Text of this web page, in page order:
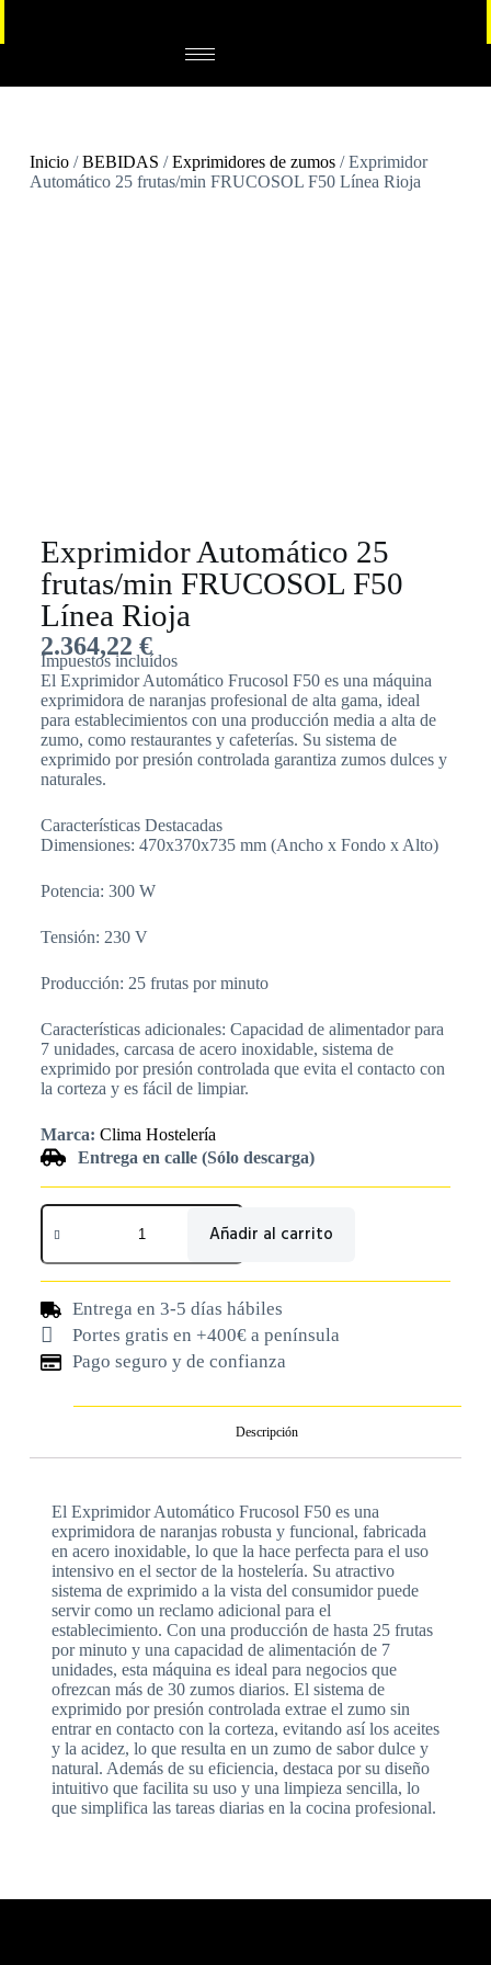
Inicio/BEBIDAS /Exprimidores de zumos/ Exprimidor
Automático 25 frutas/min FRUCOSOL F50 Línea Rioja
Exprimidor Automático 25
frutas/min FRUCOSOL F50
Línea Rioja
2.364,22 €
Impuestos incluídos
El Exprimidor Automático Frucosol F50 es una máquina
exprimidora de naranjas profesional de alta gama, ideal
para establecimientos con una producción media a alta de
zumo, como restaurantes y cafeterías. Su sistema de
exprimido por presión controlada garantiza zumos dulces y
naturales.
Características Destacadas
Dimensiones: 470x370x735 mm (Ancho x Fondo x Alto)
Potencia: 300 W
Tensión: 230 V
Producción: 25 frutas por minuto
Características adicionales: Capacidad de alimentador para
7 unidades, carcasa de acero inoxidable, sistema de
exprimido por presión controlada que evita el contacto con
la corteza y es fácil de limpiar.
Marca: Clima Hostelería
Entrega en calle (Sólo descarga)
Añadir al carrito
Entrega en 3-5 días hábiles
Portes gratis en +400€ a península
Pago seguro y de confianza
Descripción
El Exprimidor Automático Frucosol F50 es una
exprimidora de naranjas robusta y funcional, fabricada
en acero inoxidable, lo que la hace perfecta para el uso
intensivo en el sector de la hostelería. Su atractivo
sistema de exprimido a la vista del consumidor puede
servir como un reclamo adicional para el
establecimiento. Con una producción de hasta 25 frutas
por minuto y una capacidad de alimentación de 7
unidades, esta máquina es ideal para negocios que
ofrezcan más de 30 zumos diarios. El sistema de
exprimido por presión controlada extrae el zumo sin
entrar en contacto con la corteza, evitando así los aceites
y la acidez, lo que resulta en un zumo de sabor dulce y
natural. Además de su eficiencia, destaca por su diseño
intuitivo que facilita su uso y una limpieza sencilla, lo
que simplifica las tareas diarias en la cocina profesional.